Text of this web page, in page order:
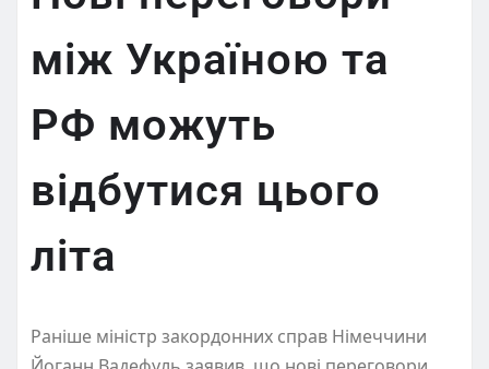
між Україною та
РФ можуть
відбутися цього
літа
Раніше міністр закордонних справ Німеччини